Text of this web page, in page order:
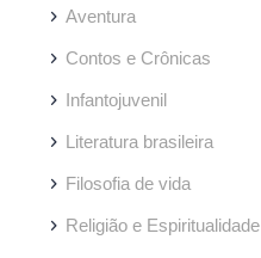
Aventura
Contos e Crônicas
Infantojuvenil
Literatura brasileira
Filosofia de vida
Religião e Espiritualidade